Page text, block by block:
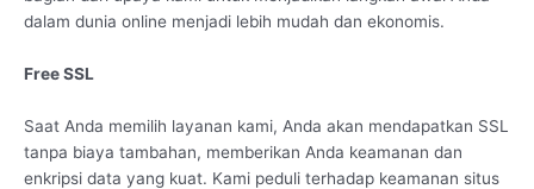
dalam dunia online menjadi lebih mudah dan ekonomis.
Free SSL
Saat Anda memilih layanan kami, Anda akan mendapatkan SSL
tanpa biaya tambahan, memberikan Anda keamanan dan
enkripsi data yang kuat. Kami peduli terhadap keamanan situs